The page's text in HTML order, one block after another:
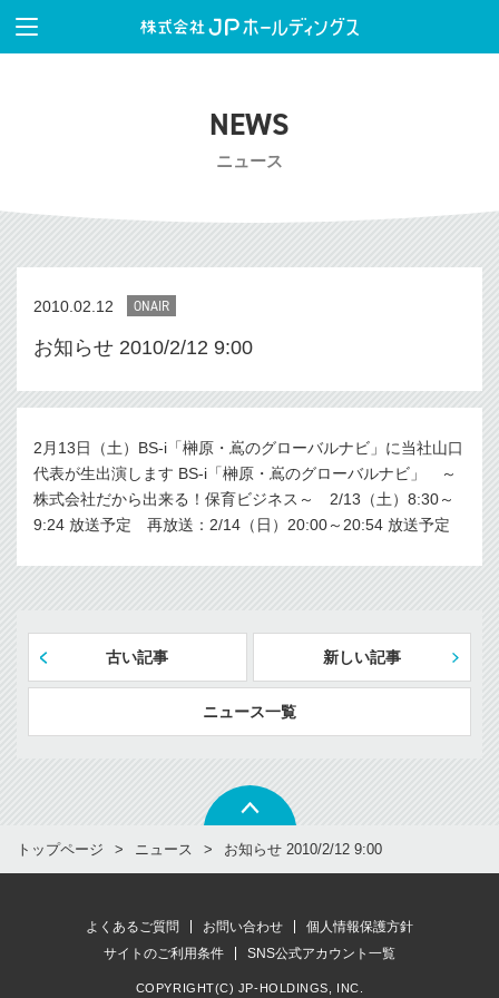
NEWS
ニュース
2010.02.12 ONAIR
お知らせ 2010/2/12 9:00
2月13日（土）BS-i「榊原・嶌のグローバルナビ」に当社山口
代表が生出演します BS-i「榊原・嶌のグローバルナビ」 ～
株式会社だから出来る！保育ビジネス～ 2/13（土）8:30～
9:24 放送予定 再放送：2/14（日）20:00～20:54 放送予定
古い記事 新しい記事
ニュース一覧
トップページ ニュース お知らせ 2010/2/12 9:00
よくあるご質問 お問い合わせ
個人情報保護方針
サイトのご利用条件
SNS公式アカウント一覧
COPYRIGHT(C) JP-HOLDINGS, INC.